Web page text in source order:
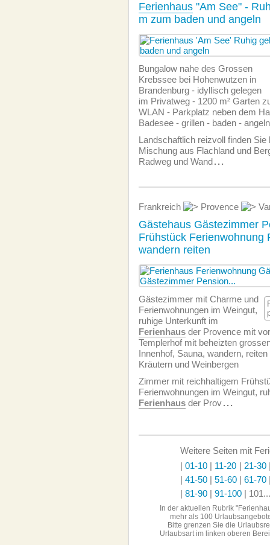
Ferienhaus "Am See" -
m zum baden und angeln
Bungalow nahe des Grossen
Krebssee bei Hohenwutzen in
Brandenburg - idyllisch gelegen
im Privatweg - 1200 m² Garten
WLAN - Parkplatz neben dem
Badesee - grillen - baden - angeln
Landschaftlich reizvoll finden Sie
Mischung aus Flachland und
Radweg und Wand...
Frankreich Provence
Gästehaus Gästezimmer
Frühstück Ferienwohnung
wandern reiten
Gästezimmer mit Charme und
Ferien­wohnungen im Weingut,
ruhige Unterkunft im
Ferienhaus der Provence mit
Templerhof mit beheizten
Innenhof, Sauna, wandern,
Kräutern und Weinbergen
Zimmer mit reichhaltigem
Ferien­wohnungen im Weingut,
Ferienhaus der Prov...
Weitere Seiten mit
| 01-10 | 11-20 | 21-30
| 41-50 | 51-60 | 61-70
| 81-90 | 91-100 |
In der aktuellen Rubrik
mehr als 100
Bitte grenzen Sie die
Urlaubsart im linken oberen